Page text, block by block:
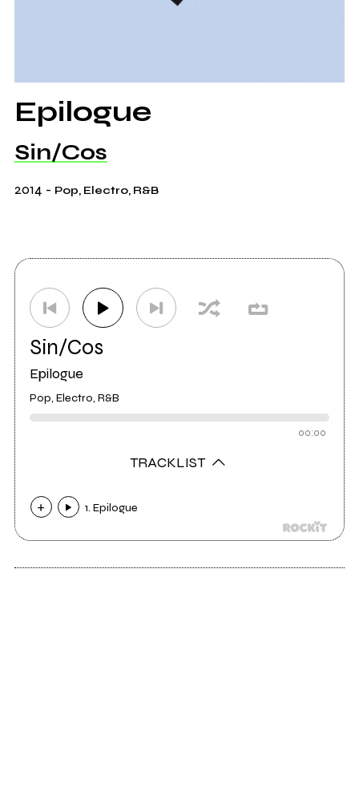
Epilogue
Sin/Cos
2014 - Pop, Electro, R&B
Sin/Cos
Epilogue
Pop, Electro, R&B
00:00
TRACKLIST
1. Epilogue